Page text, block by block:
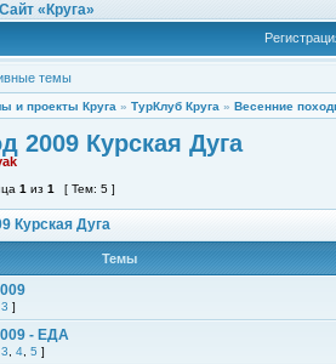
Сайт «Круга»
темы
и проекты Круга » ТурКлуб Круга » Весенние
2009 Курская Дуга
1 из 1 [ Тем: 5 ]
Курская Дуга
Темы
3 ]
- ЕДА
3 4 5 ]